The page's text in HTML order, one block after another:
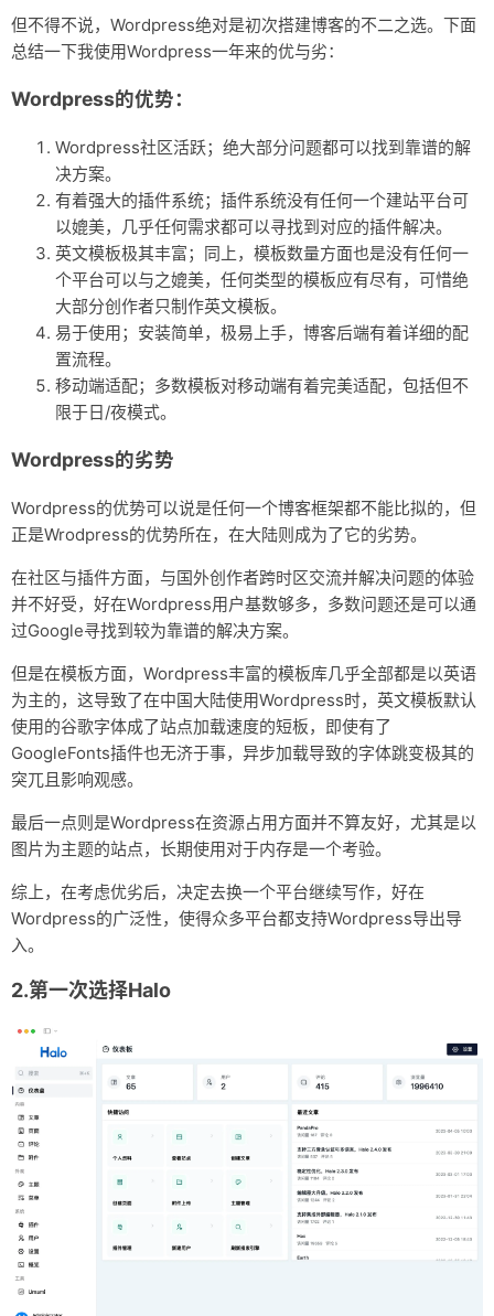
但不得不说，Wordpress绝对是初次搭建博客的不二之选。下面
总结一下我使用Wordpress一年来的优与劣：
Wordpress的优势：
Wordpress社区活跃；绝大部分问题都可以找到靠谱的解
决方案。
有着强大的插件系统；插件系统没有任何一个建站平台可
以媲美，几乎任何需求都可以寻找到对应的插件解决。
英文模板极其丰富；同上，模板数量方面也是没有任何一
个平台可以与之媲美，任何类型的模板应有尽有，可惜绝
大部分创作者只制作英文模板。
易于使用；安装简单，极易上手，博客后端有着详细的配
置流程。
移动端适配；多数模板对移动端有着完美适配，包括但不
限于日/夜模式。
Wordpress的劣势
Wordpress的优势可以说是任何一个博客框架都不能比拟的，但
正是Wrodpress的优势所在，在大陆则成为了它的劣势。
在社区与插件方面，与国外创作者跨时区交流并解决问题的体验
并不好受，好在Wordpress用户基数够多，多数问题还是可以通
过Google寻找到较为靠谱的解决方案。
但是在模板方面，Wordpress丰富的模板库几乎全部都是以英语
为主的，这导致了在中国大陆使用Wordpress时，英文模板默认
使用的谷歌字体成了站点加载速度的短板，即使有了
GoogleFonts插件也无济于事，异步加载导致的字体跳变极其的
突兀且影响观感。
最后一点则是Wordpress在资源占用方面并不算友好，尤其是以
图片为主题的站点，长期使用对于内存是一个考验。
综上，在考虑优劣后，决定去换一个平台继续写作，好在
Wordpress的广泛性，使得众多平台都支持Wordpress导出导
入。
2.第一次选择Halo